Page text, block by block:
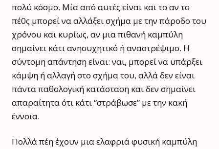
πολύ κόσμο. Μία από αυτές είναι και το αν το
πέ0ς μπορεί να αλλάξει σχήμα με την πάροδο του
χρόνου και κυρίως, αν μια πιθανή καμπύλη
σημαίνει κάτι ανησυχητικό ή αναστρέψιμο. Η
σύντομη απάντηση είναι: ναι, μπορεί να υπάρξει
κάμψη ή αλλαγή στο σχήμα του, αλλά δεν είναι
πάντα παθολογική κατάσταση και δεν σημαίνει
απαραίτητα ότι κάτι “στράβωσε” με την κακή
έννοια.
Πολλά πέη έχουν μια ελαφριά φυσική καμπύλη